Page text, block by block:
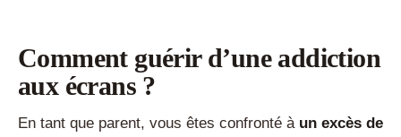
Comment guérir d’une addiction
aux écrans ?
En tant que parent, vous êtes confronté à un excès de